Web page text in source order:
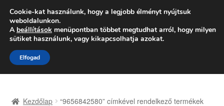
SZÁLLÍTÁS 2618 Ft-tól
Hétfő-Péntek 9:00–16:0006 80 088 054
Ugrás
a
navigációhoz
Kilépés
a
tartalomba
Kezdőlap “9656842580” címkével rendelkező termékek
Cookie-kat használunk, hogy a legjobb élményt nyújtsuk
weboldalunkon.
A beállítások menüpontban többet megtudhat arról, hogy milyen
sütiket használunk, vagy kikapcsolhatja azokat.
Elfogad